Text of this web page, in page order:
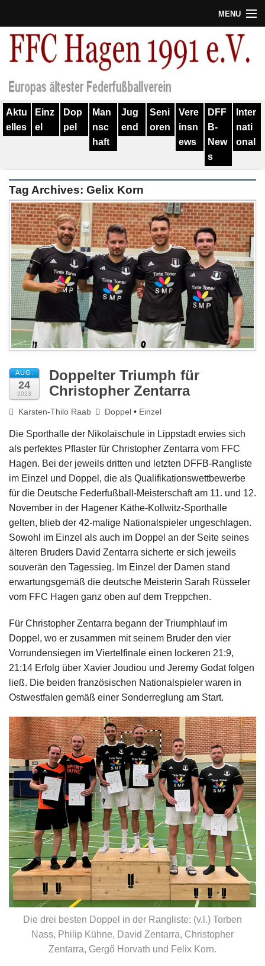
MENU
Termine
Verein
Geschichte
Training
Spieler
Kontakt
Links
Impressum
Aktu
elles
Einz
el
Dop
pel
Man
nsc
haft
Jug
end
Seni
oren
Vere
insn
ews
DFF
B-
New
s
Inter
nati
onal
Tag Archives: Gelix Korn
AUG.
24
2023
Doppelter Triumph für
Christopher Zentarra
Karsten-Thilo Raab Doppel • Einzel
Die Sporthalle der Nikolaischule in Lippstadt erwies sich
als perfektes Pflaster für Christopher Zentarra vom FFC
Hagen. Bei der jeweils dritten und letzten DFFB-Rangliste
im Einzel und Doppel, die als Qualifikationswettbewerbe
für die Deutsche Federfußball-Meisterschaft am 11. und 12.
November in der Hagener Käthe-Kollwitz-Sporthalle
gelten, blieb der 42-malige Nationalspieler ungeschlagen.
Sowohl im Einzel als auch im Doppel an der Seite seines
älteren Bruders David Zentarra sicherte er sich jeweils
souverän den Tagessieg. Im Einzel der Damen stand
erwartungsgemäß die deutsche Meisterin Sarah Rüsseler
vom FFC Hagen ganz oben auf dem Treppchen.
Für Christopher Zentarra begann der Triumphlauf im
Doppel, wo er zusammen mit seinem Bruder den vier
Vorrundensiegen im Viertelfinale einen lockeren 21:9,
21:14 Erfolg über Xavier Joudiou und Jeremy Godat folgen
ließ. Die beiden französischen Nationalspieler waren in
Ostwestfalen gemäß einer Sonderreglung am Start.
Die drei besten Doppel in der Rangliste: (v.l.) Torben
Nass, Philip Kühne, David Zentarra, Christopher
Zentarra, Gergő Horvath und Felix Korn.